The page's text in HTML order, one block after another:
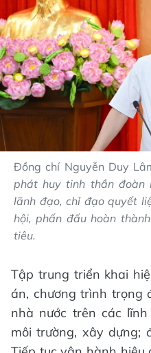
Đồng chí Nguyễn Duy
phát huy tinh thần đoàn
lãnh đạo, chỉ đạo quyết
hội, phấn đấu hoàn
tiêu.
Tập trung triển khai
án, chương trình trọng
nhà nước trên các
môi trường, xây dựng;